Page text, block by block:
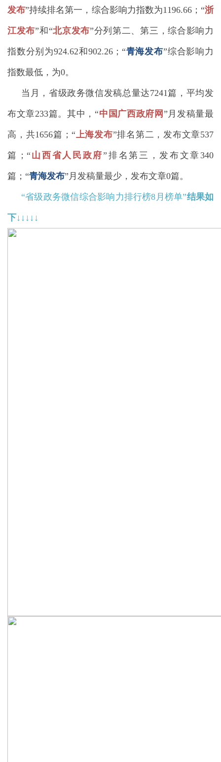
发布”持续排名第一，综合影响力指数为1196.66；“浙
江发布”和“北京发布”分列第二、第三，综合影响力
指数分别为924.62和902.26；“青海发布”综合影响力
指数最低，为0。
当月，省级政务微信发稿总量达7241篇，平均发
布文章233篇。其中，“中国广西政府网 ”月发稿量最
高，共1656篇； “上海发布”排名第二，发布文章537
篇；“山西省人民政府”排名第三，发布文章340
篇 ； “青海发布”月发稿量最少，发布文章0篇。
“省级政务微信综合影响力排行榜8月榜单”结果如
下↓↓ ↓ ↓↓